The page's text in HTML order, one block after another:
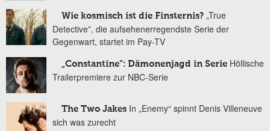
Wie kosmisch ist die Finsternis? „True
Detective”, die aufsehenerregendste Serie der
Gegenwart, startet im Pay-TV
„Constantine“: Dämonenjagd in Serie Höllische
Trailerpremiere zur NBC-Serie
The Two Jakes In „Enemy“ spinnt Denis Villeneuve
sich was zurecht